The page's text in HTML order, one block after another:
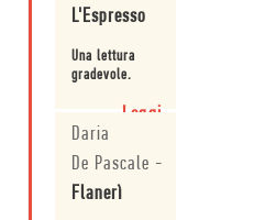
la sua
di
sguardo,
L'Espresso
Una lettura
gradevole.
Leggi
Daria
De Pascale -
Flanerì